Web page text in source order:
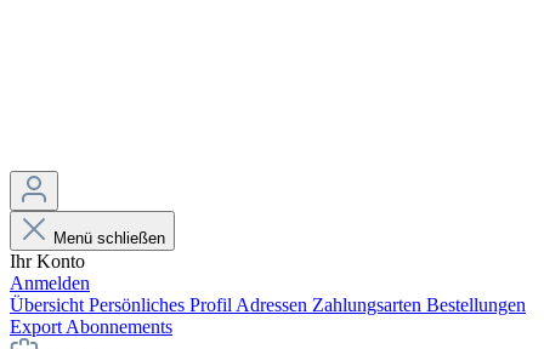
Menü schließen
Ihr Konto
Anmelden
Übersicht Persönliches Profil Adressen Zahlungsarten Bestellungen
Export Abonnements